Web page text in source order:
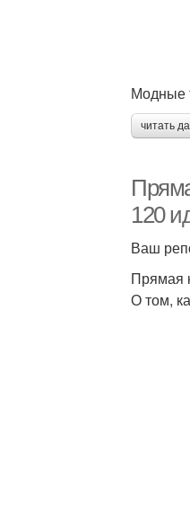
Модные
читать
120
Ваш
Прямая
О том,